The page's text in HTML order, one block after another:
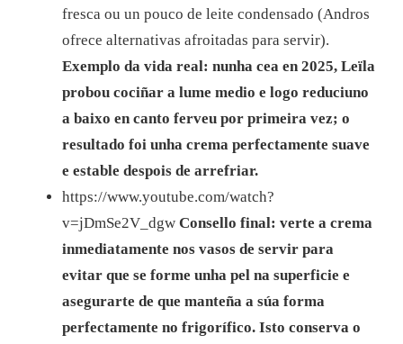
fresca ou un pouco de leite condensado (Andros
ofrece alternativas afroitadas para servir).
Exemplo da vida real: nunha cea en 2025, Leïla
probou cociñar a lume medio e logo reduciuno
a baixo en canto ferveu por primeira vez; o
resultado foi unha crema perfectamente suave
e estable despois de arrefriar.
https://www.youtube.com/watch?
v=jDmSe2V_dgw Consello final: verte a crema
inmediatamente nos vasos de servir para
evitar que se forme unha pel na superficie e
asegurarte de que manteña a súa forma
perfectamente no frigorífico. Isto conserva o